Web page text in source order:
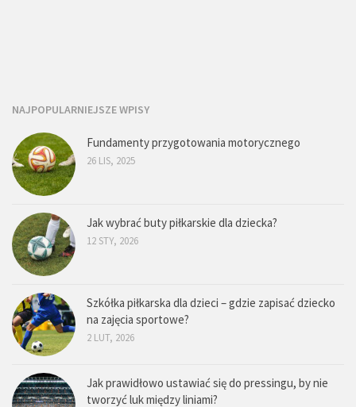
NAJPOPULARNIEJSZE WPISY
Fundamenty przygotowania motorycznego
26 LIS, 2025
Jak wybrać buty piłkarskie dla dziecka?
12 STY, 2026
Szkółka piłkarska dla dzieci – gdzie zapisać dziecko
na zajęcia sportowe?
2 LUT, 2026
Jak prawidłowo ustawiać się do pressingu, by nie
tworzyć luk między liniami?